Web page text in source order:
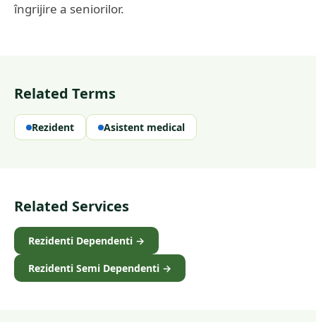
îngrijire a seniorilor.
Related Terms
Rezident Asistent medical
Related Services
Rezidenti Dependenti →
Rezidenti Semi Dependenti →